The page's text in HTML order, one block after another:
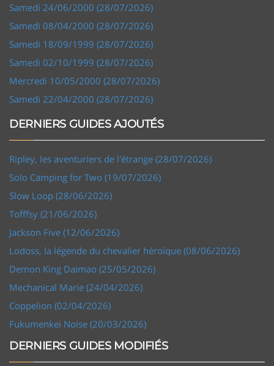
Samedi 24/06/2000 (28/07/2026)
Samedi 08/04/2000 (28/07/2026)
Samedi 18/09/1999 (28/07/2026)
Samedi 02/10/1999 (28/07/2026)
Mercredi 10/05/2000 (28/07/2026)
Samedi 22/04/2000 (28/07/2026)
DERNIERS GUIDES AJOUTÉS
Ripley, les aventuriers de l'étrange (28/07/2026)
Solo Camping for Two (19/07/2026)
Slow Loop (28/06/2026)
Tofffsy (21/06/2026)
Jackson Five (12/06/2026)
Lodoss, la légende du chevalier héroïque (08/06/2026)
Demon King Daimao (25/05/2026)
Mechanical Marie (24/04/2026)
Coppelion (02/04/2026)
Fukumenkei Noise (20/03/2026)
DERNIERS GUIDES MODIFIÉS